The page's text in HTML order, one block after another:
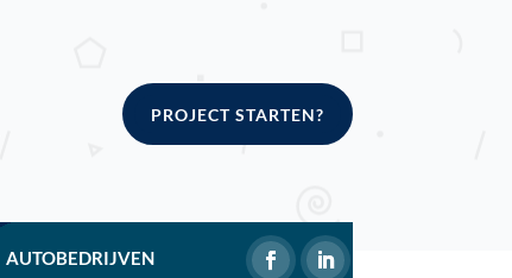
PROJECT STARTEN?
AUTOBEDRIJVEN